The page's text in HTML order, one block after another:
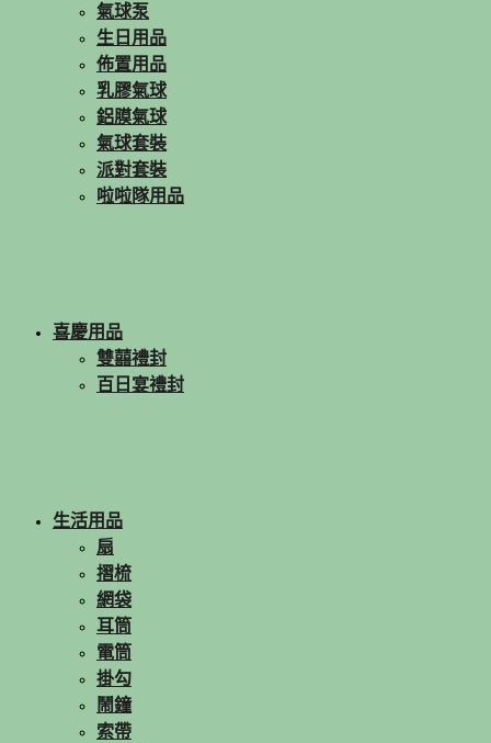
氣球泵
生日用品
佈置用品
乳膠氣球
鋁膜氣球
氣球套裝
派對套裝
啦啦隊用品
喜慶用品
雙囍禮封
百日宴禮封
生活用品
扇
摺梳
網袋
耳筒
電筒
掛勾
鬧鐘
索帶